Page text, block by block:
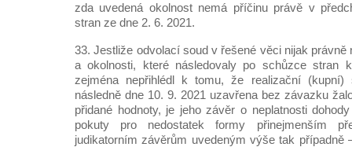
zda uvedená okolnost nemá příčinu právě v
stran ze dne 2. 6. 2021.
33. Jestliže odvolací soud v řešené věci nijak právně
a okolnosti, které následovaly po schůzce stran
zejména nepřihlédl k tomu, že realizační (kupní)
následně dne 10. 9. 2021 uzavřena bez závazku
přidané hodnoty, je jeho závěr o neplatnosti
pokuty pro nedostatek formy přinejmenším
judikatorním závěrům uvedeným výše tak případně